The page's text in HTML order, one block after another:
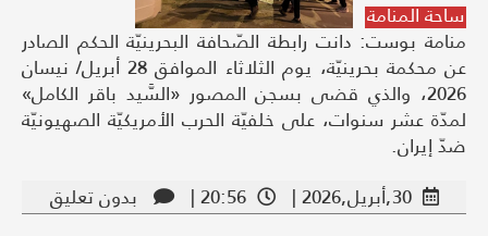
ساحة المنامة
منامة بوست: دانت رابطة الصّحافة البحرينيّة الحكم الصادر
عن محكمة بحرينيّة، يوم الثلاثاء الموافق 28 أبريل/ نيسان
2026، والذي قضى بسجن المصور «السَّيد باقر الكامل»
لمدّة عشر سنوات، على خلفيّة الحرب الأمريكيّة الصهيونيّة
ضدّ إيران.
30,أبريل,2026 |
20:56 | بدون تعليق